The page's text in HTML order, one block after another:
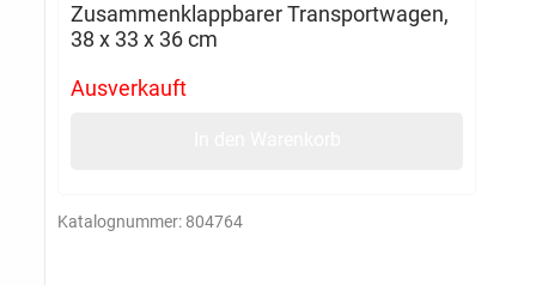
Zusammenklappbarer Transportwagen,
38 x 33 x 36 cm
Ausverkauft
Katalognummer: 804764